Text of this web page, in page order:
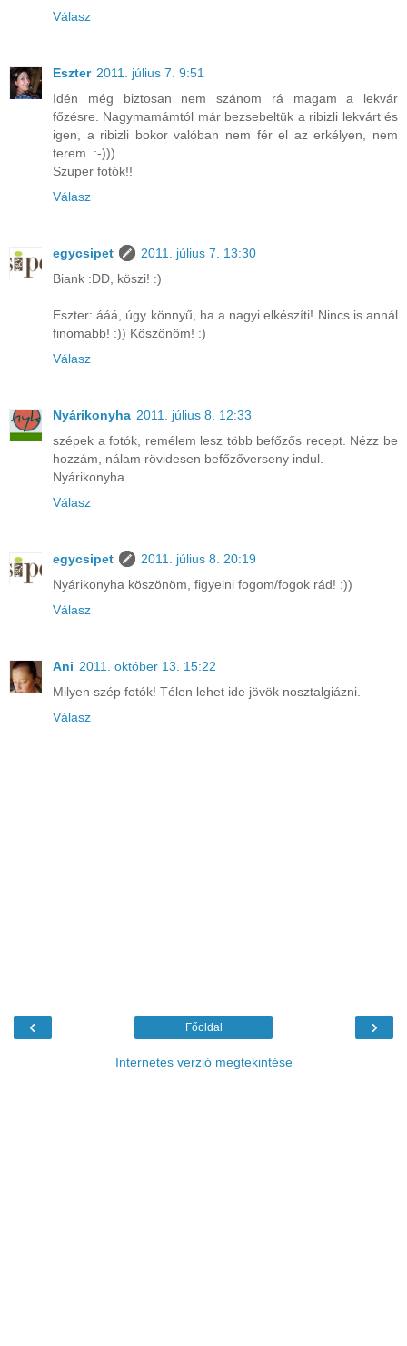
Válasz
Eszter 2011. július 7. 9:51
Idén még biztosan nem szánom rá magam a lekvár
főzésre. Nagymamámtól már bezsebeltük a ribizli lekvárt és
igen, a ribizli bokor valóban nem fér el az erkélyen, nem
terem. :-)))
Szuper fotók!!
Válasz
egycsipet
2011. július 7. 13:30
Biank :DD, köszi! :)
Eszter: ááá, úgy könnyű, ha a nagyi elkészíti! Nincs is annál
finomabb! :)) Köszönöm! :)
Válasz
Nyárikonyha 2011. július 8. 12:33
szépek a fotók, remélem lesz több befőzős recept. Nézz be
hozzám, nálam rövidesen befőzőverseny indul.
Nyárikonyha
Válasz
egycsipet
2011. július 8. 20:19
Nyárikonyha köszönöm, figyelni fogom/fogok rád! :))
Válasz
Ani 2011. október 13. 15:22
Milyen szép fotók! Télen lehet ide jövök nosztalgiázni.
Válasz
‹ ›
Főoldal
Internetes verzió megtekintése